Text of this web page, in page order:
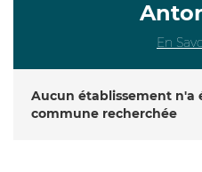
En
Aucun établissement n'a
commune recherchée